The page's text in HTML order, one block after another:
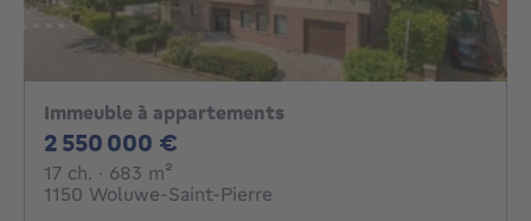
Immeuble à appartements
2 550 000 €
17 ch. 17 chambres
· 683 m²
1150 Woluwe-Saint-Pierre